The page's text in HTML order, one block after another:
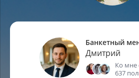
Банкетный
Дмитрий
Ко мне
637